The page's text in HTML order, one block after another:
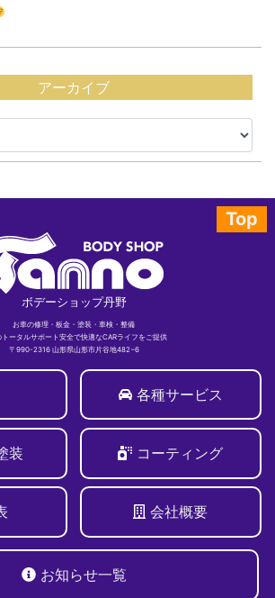
アーカイブ
Top
ボデーショップ丹野
お車の修理・板金・塗装・車検・整備
トータルサポート安全で快適なCARライフをご提供
〒990-2316 山形県山形市片谷地482−6
各種サービス
装 コーティング
会社概要
お知らせ一覧